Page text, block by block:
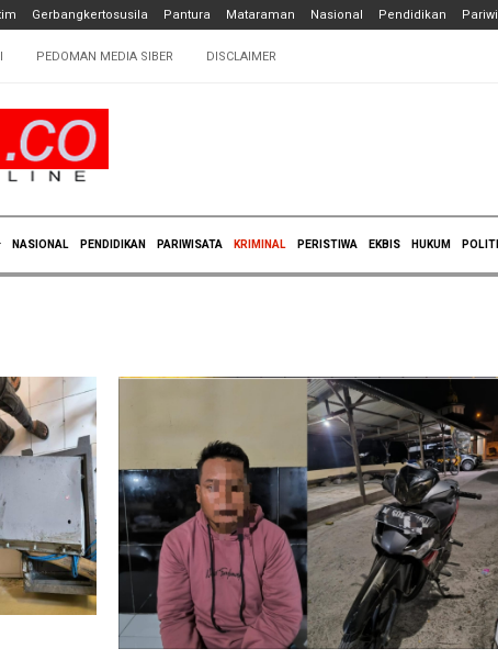
Gerbangkertosusila Pantura Mataraman Nasional Pendidikan
PEDOMAN MEDIA SIBER DISCLAIMER
NASIONAL PENDIDIKAN PARIWISATA KRIMINAL PERISTIWA EKBIS HUKUM